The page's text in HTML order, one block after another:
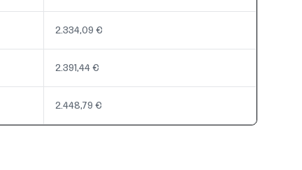
2.334,09 €
2.391,44 €
2.448,79 €